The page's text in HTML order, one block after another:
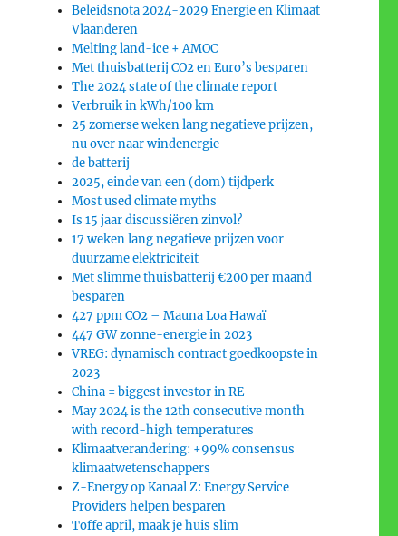
Beleidsnota 2024-2029 Energie en Klimaat
Vlaanderen
Melting land-ice + AMOC
Met thuisbatterij CO2 en Euro’s besparen
The 2024 state of the climate report
Verbruik in kWh/100 km
25 zomerse weken lang negatieve prijzen,
nu over naar windenergie
de batterij
2025, einde van een (dom) tijdperk
Most used climate myths
Is 15 jaar discussiëren zinvol?
17 weken lang negatieve prijzen voor
duurzame elektriciteit
Met slimme thuisbatterij €200 per maand
besparen
427 ppm CO2 – Mauna Loa Hawaï
447 GW zonne-energie in 2023
VREG: dynamisch contract goedkoopste in
2023
China = biggest investor in RE
May 2024 is the 12th consecutive month
with record-high temperatures
Klimaatverandering: +99% consensus
klimaatwetenschappers
Z-Energy op Kanaal Z: Energy Service
Providers helpen besparen
Toffe april, maak je huis slim